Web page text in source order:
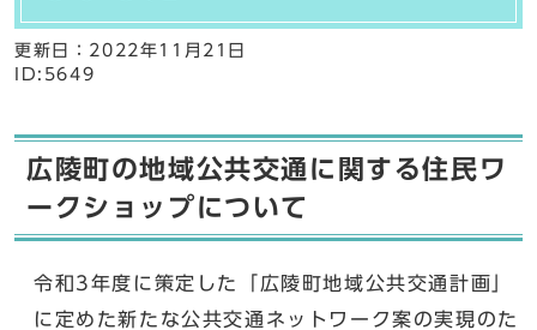
更新日： 2022年11月21日
ID:5649
広陵町の地域公共交通に関する住民ワ
ークショップについて
令和3年度に策定した「広陵町地域公共交通計画」
に定めた新たな公共交通ネットワーク案の実現のた